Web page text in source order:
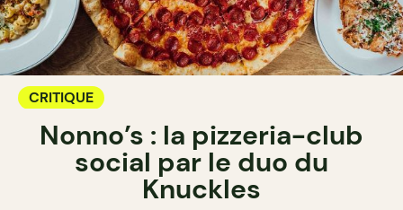
CRITIQUE
Nonno’s : la pizzeria-club
social par le duo du
Knuckles